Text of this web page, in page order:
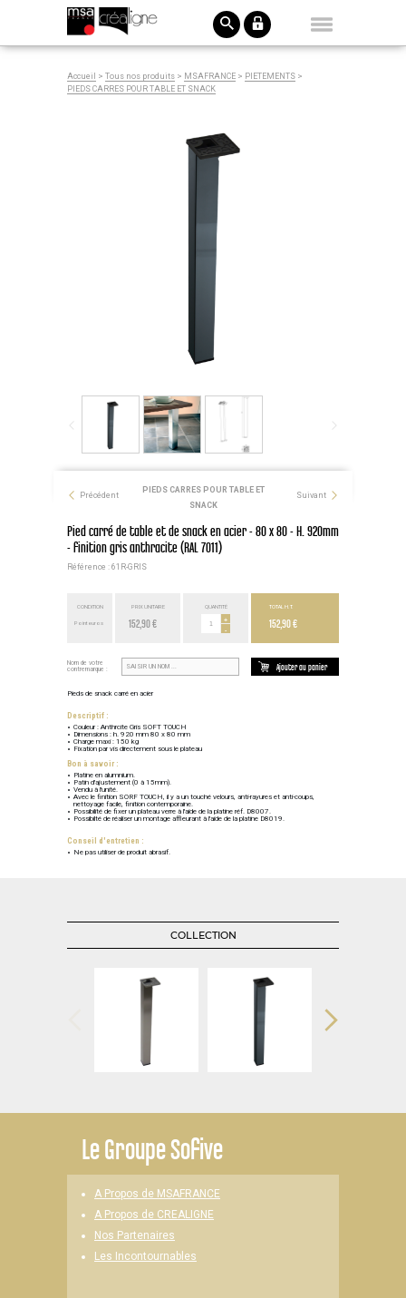
Accueil > Tous nos produits > MSAFRANCE > PIETEMENTS >
PIEDS CARRES POUR TABLE ET SNACK
Précédent
PIEDS CARRES POUR TABLE ET
SNACK
Suivant
Pied carré de table et de snack en acier - 80 x 80 - H. 920mm
- finition gris anthracite (RAL 7011)
Référence : 61R-GRIS
CONDITION
Point euros
PRIX UNITAIRE
152,90 €
QUANTITÉ
+
-
TOTAL H.T.
152,90 €
Nom de votre
contremarque :
Ajouter au panier
Pieds de snack carré en acier
Descriptif :
Couleur : Anthrcite Gris SOFT TOUCH
Dimensions : h. 920 mm 80 x 80 mm
Charge maxi : 150 kg
Fixation par vis directement sous le plateau
Bon à savoir :
Platine en alumnium.
Patin d'ajustement (0 à 15mm).
Vendu à l'unité.
Avec le finition SORF TOUCH, il y a un touché velours, anti-rayures et anti-coups,
nettoyage facile, finition contemporaine.
Possibilité de fixer un plateau verre à l'aide de la platine réf. D8007.
Possibilté de réaliser un montage affleurant à l'aide de la platine D8019.
Conseil d'entretien :
Ne pas utiliser de produit abrasif.
COLLECTION
LeGroupe Sofive
A Propos de MSAFRANCE
A Propos de CREALIGNE
Nos Partenaires
Les Incontournables